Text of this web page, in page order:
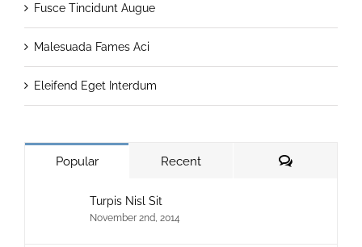
Fusce Tincidunt Augue
Malesuada Fames Aci
Eleifend Eget Interdum
Popular Recent Comments
Turpis Nisl Sit
November 2nd, 2014